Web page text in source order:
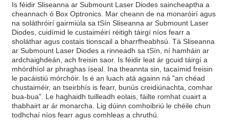
Is féidir Sliseanna ar Submount Laser Diodes saincheaptha a
cheannach ó Box Optronics. Mar cheann de na monaróirí agus
na soláthróirí gairmiúla sa tSín Sliseanna ar Submount Laser
Diodes, cuidímid le custaiméirí réitigh táirgí níos fearr a
sholáthar agus costais tionscail a bharrfheabhsú. Tá Sliseanna
ar Submount Laser Diodes a rinneadh sa tSín, ní hamháin ar
ardchaighdeán, ach freisin saor. Is féidir leat ár gcuid táirgí a
mhórdhíol ar phraghas íseal. Ina theannta sin, tacaímid freisin
le pacáistiú mórchóir. Is é an luach atá againn ná "an chéad
chustaiméir, an tseirbhís is fearr, bunús creidiúnachta, comhar
bua-bua". Le haghaidh tuilleadh eolais, fáilte romhat cuairt a
thabhairt ar ár monarcha. Lig dúinn comhoibriú le chéile chun
todhchaí níos fearr agus comhleas a chruthú.